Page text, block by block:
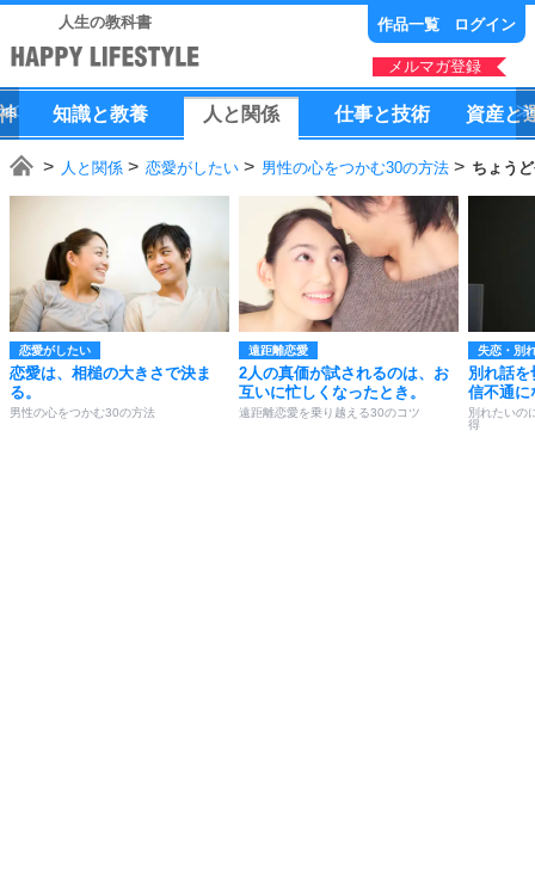
人生の教科書 作品一覧 ログイン
メルマガ登録
知識と教養 人 と 関係 仕事と技術 資産と
人と関係 恋愛がしたい 男性の心をつかむ30の方法 ちょう
恋愛がしたい
恋愛は、相槌の大きさで決ま
る。
男性の心をつかむ30の方法
遠距離恋愛
2人の真価が試されるのは、お
互いに忙しくなったとき。
遠距離恋愛を乗り越える30のコツ
失恋・別
別れ話
信不通に
別れたいの
得